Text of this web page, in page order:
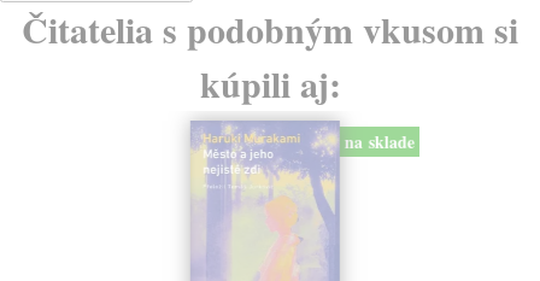
Čitatelia s podobným vkusom si
kúpili aj:
na sklade